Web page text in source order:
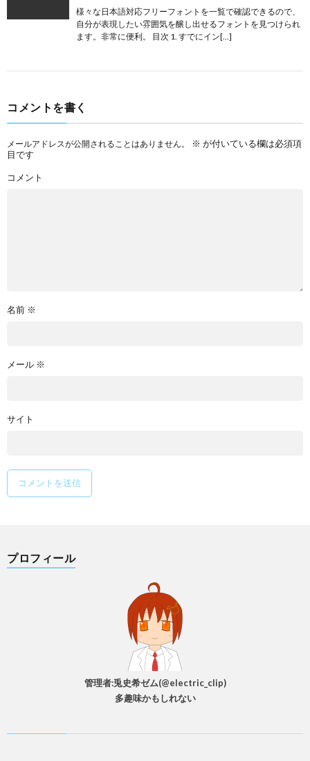
様々な日本語対応フリーフォントを一覧で確認できるので、
自分が表現したい雰囲気を醸し出せるフォントを見つけられ
ます。非常に便利。 目次 1. すでにイン[…]
コメントを書く
メールアドレスが公開されることはありません。 ※ が付いている欄は必須項
目です
コメント
名前 ※
メール ※
サイト
プロフィール
管理者:兎史希ゼム(@electric_clip)
多趣味かもしれない